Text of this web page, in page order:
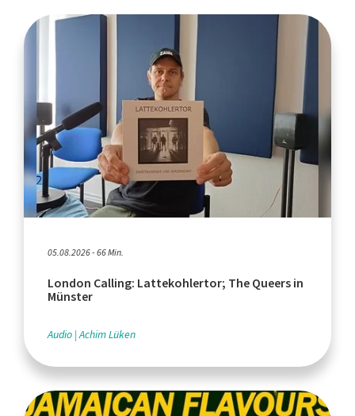
05.08.2026 - 66 Min.
London Calling: Lattekohlertor; The Queers in
Münster
Audio Achim Lüken